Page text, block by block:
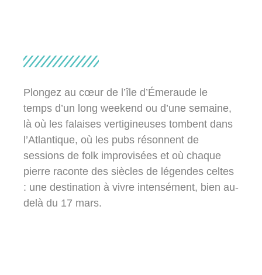
Plongez au cœur de l’île d’Émeraude le
temps d’un long weekend ou d’une semaine,
là où les falaises vertigineuses tombent dans
l’Atlantique, où les pubs résonnent de
sessions de folk improvisées et où chaque
pierre raconte des siècles de légendes celtes
: une destination à vivre intensément, bien au-
delà du 17 mars.